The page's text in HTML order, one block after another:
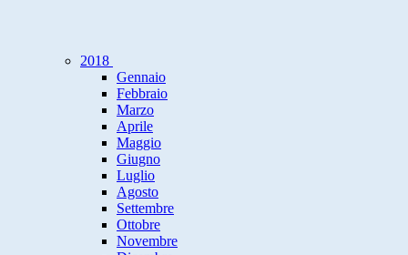
2018
Gennaio
Febbraio
Marzo
Aprile
Maggio
Giugno
Luglio
Agosto
Settembre
Ottobre
Novembre